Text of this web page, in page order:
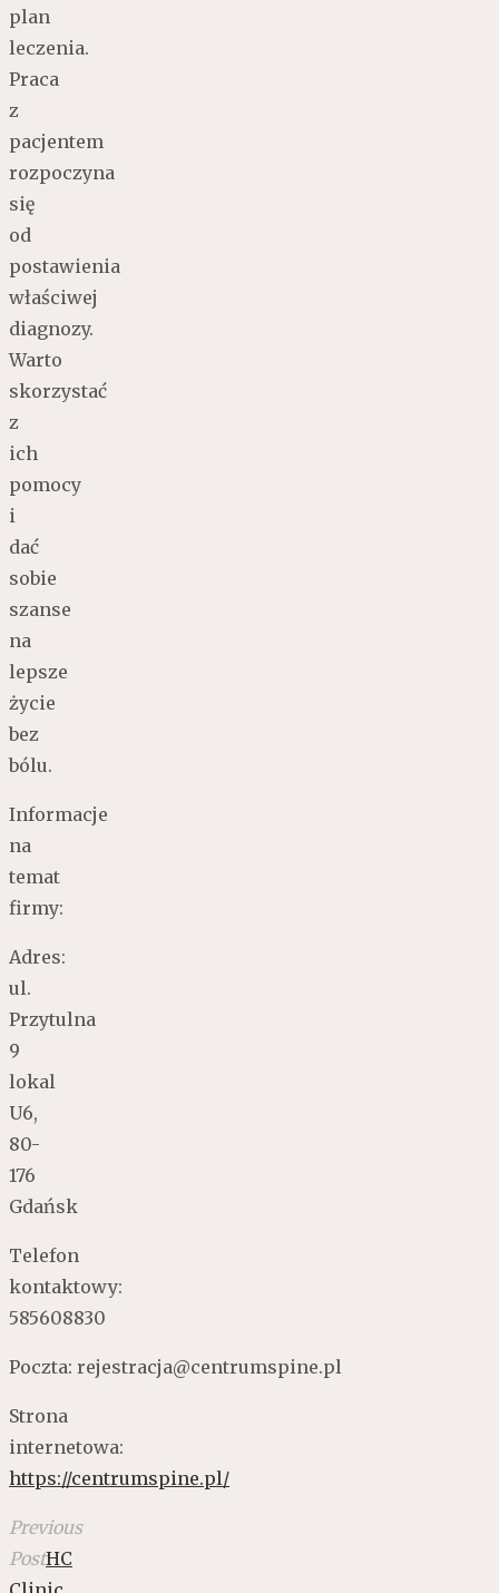
plan
leczenia.
Praca
z
pacjentem
rozpoczyna
się
od
postawienia
właściwej
diagnozy.
Warto
skorzystać
z
ich
pomocy
i
dać
sobie
szanse
na
lepsze
życie
bez
bólu.
Informacje
na
temat
firmy:
Adres:
ul.
Przytulna
9
lokal
U6,
80-
176
Gdańsk
Telefon
kontaktowy:
585608830
Poczta: rejestracja@centrumspine.pl
Strona
internetowa:
https://centrumspine.pl/
Previous
PostHC